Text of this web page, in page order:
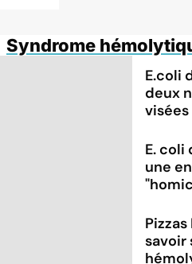
Syndrome
E.coli
deux
E. coli
une
savoir